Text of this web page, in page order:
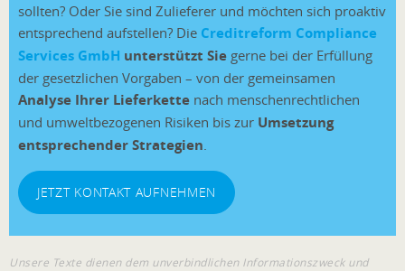
sollten? Oder Sie sind Zulieferer und möchten sich proaktiv
entsprechend aufstellen? Die Creditreform Compliance
Services GmbH unterstützt Sie gerne bei der Erfüllung
der gesetzlichen Vorgaben – von der gemeinsamen
Analyse Ihrer Lieferkette nach menschenrechtlichen
und umweltbezogenen Risiken bis zur Umsetzung
entsprechender Strategien.
JETZT KONTAKT AUFNEHMEN
Unsere Texte dienen dem unverbindlichen Informationszweck und